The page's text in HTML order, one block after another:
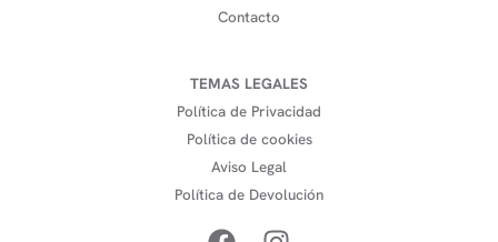
Contacto
TEMAS LEGALES
Política de Privacidad
Política de cookies
Aviso Legal
Política de Devolución